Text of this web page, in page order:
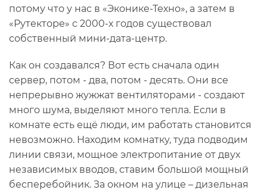
потому что у нас в «Эконике-Техно», а затем в
«Рутекторе» с 2000-х годов существовал
собственный мини-дата-центр.
Как он создавался? Вот есть сначала один
сервер, потом - два, потом - десять. Они все
непрерывно жужжат вентиляторами - создают
много шума, выделяют много тепла. Если в
комнате есть ещё люди, им работать становится
невозможно. Находим комнатку, туда подводим
линии связи, мощное электропитание от двух
независимых вводов, ставим большой мощный
бесперебойник. За окном на улице – дизельная